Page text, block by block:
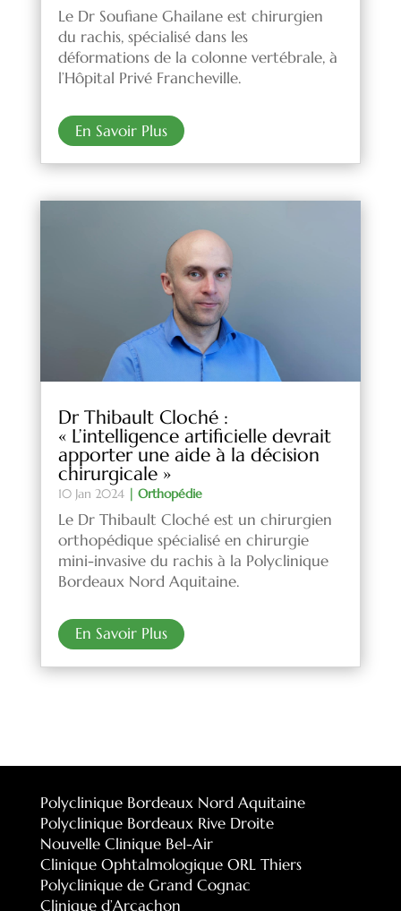
Le Dr Soufiane Ghailane est chirurgien
du rachis, spécialisé dans les
déformations de la colonne vertébrale, à
l’Hôpital Privé Francheville.
En Savoir Plus
Dr Thibault Cloché :
« L’intelligence artificielle devrait
apporter une aide à la décision
chirurgicale »
10 Jan 2024| Orthopédie
Le Dr Thibault Cloché est un chirurgien
orthopédique spécialisé en chirurgie
mini-invasive du rachis à la Polyclinique
Bordeaux Nord Aquitaine.
En Savoir Plus
Polyclinique Bordeaux Nord Aquitaine
Polyclinique Bordeaux Rive Droite
Nouvelle Clinique Bel-Air
Clinique Ophtalmologique ORL Thiers
Polyclinique de Grand Cognac
Clinique d’Arcachon